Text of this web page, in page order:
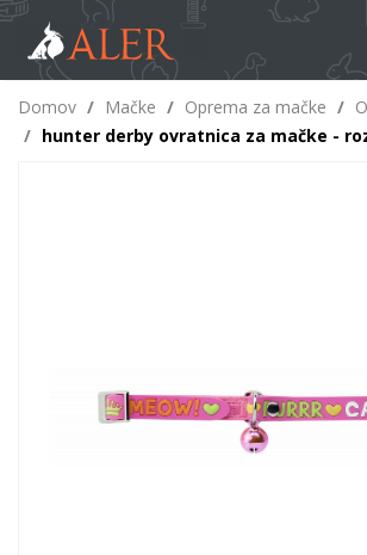
Domov / Mačke / Oprema za mačke /
/ hunter derby ovratnica za mačke -